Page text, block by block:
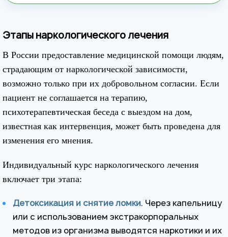
Этапы наркологического лечения
В России предоставление медицинской помощи людям,
страдающим от наркологической зависимости,
возможно только при их добровольном согласии. Если
пациент не соглашается на терапию,
психотерапевтическая беседа с выездом на дом,
известная как интервенция, может быть проведена для
изменения его мнения.
Индивидуальный курс наркологического лечения
включает три этапа:
Детоксикация и снятие ломки. Через капельницу
или с использованием экстракорпоральных
методов из организма выводятся наркотики и их